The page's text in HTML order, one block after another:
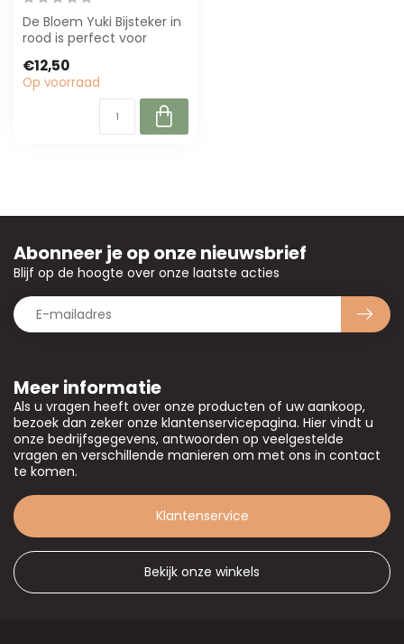
De Bloem Yuki Bijsteker in
rood is perfect voor
decorateurs. Met e...
€12,50
Op voorraad
Meer informatie
Als u vragen heeft over onze producten of uw aankoop,
bezoek dan zeker onze klantenservicepagina. Hier vindt u
onze bedrijfsgegevens, antwoorden op veelgestelde
vragen en verschillende manieren om met ons in contact
te komen.
Klantenservice
Bekijk onze winkels
Abonneer je op onze nieuwsbrief
Blijf op de hoogte over onze laatste acties